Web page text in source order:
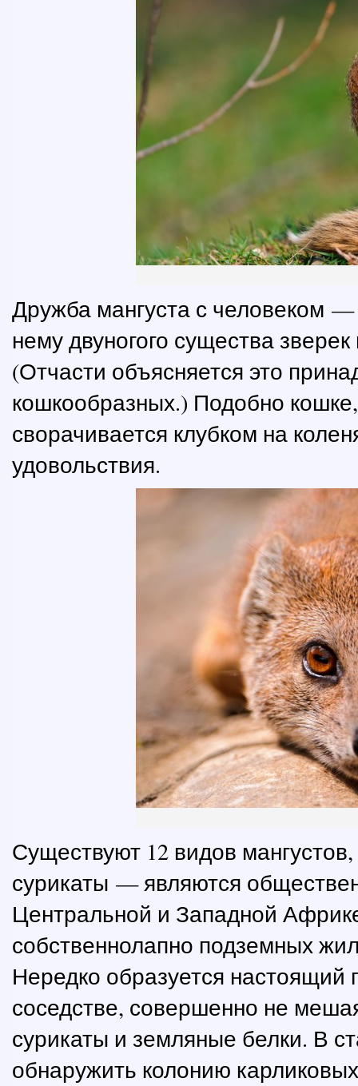
Дружба мангуста с человеком —
нему двуногого существа
(Отчасти объясняется это
кошкообразных.) Подобно
сворачивается клубком на
удовольствия.
Существуют 12 видов
сурикаты — являются
Центральной и Западной
собственнолапно подземных
Нередко образуется настоящий
соседстве, совершенно не
сурикаты и земляные белки. В
обнаружить колонию